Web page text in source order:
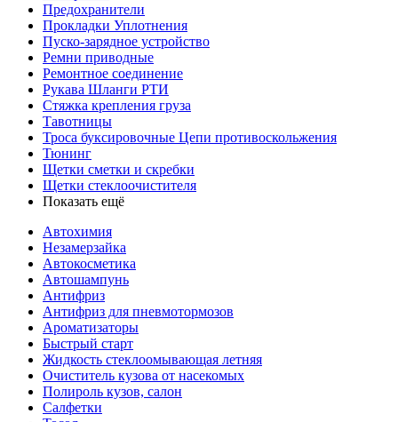
Предохранители
Прокладки Уплотнения
Пуско-зарядное устройство
Ремни приводные
Ремонтное соединение
Рукава Шланги РТИ
Стяжка крепления груза
Тавотницы
Троса буксировочные Цепи противоскольжения
Тюнинг
Щетки сметки и скребки
Щетки стеклоочистителя
Показать ещё
Автохимия
Незамерзайка
Автокосметика
Автошампунь
Антифриз
Антифриз для пневмотормозов
Ароматизаторы
Быстрый старт
Жидкость стеклоомывающая летняя
Очиститель кузова от насекомых
Полироль кузов, салон
Салфетки